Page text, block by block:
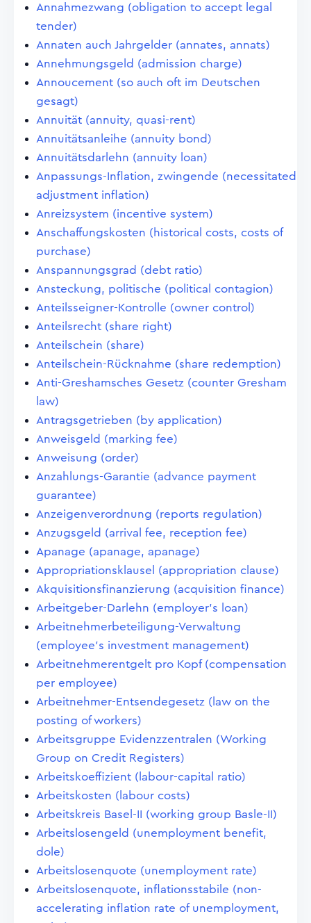
Annahmezwang (obligation to accept legal
tender)
Annaten auch Jahrgelder (annates, annats)
Annehmungsgeld (admission charge)
Annoucement (so auch oft im Deutschen
gesagt)
Annuität (annuity, quasi-rent)
Annuitätsanleihe (annuity bond)
Annuitätsdarlehn (annuity loan)
Anpassungs-Inflation, zwingende (necessitated
adjustment inflation)
Anreizsystem (incentive system)
Anschaffungskosten (historical costs, costs of
purchase)
Anspannungsgrad (debt ratio)
Ansteckung, politische (political contagion)
Anteilsseigner-Kontrolle (owner control)
Anteilsrecht (share right)
Anteilschein (share)
Anteilschein-Rücknahme (share redemption)
Anti-Greshamsches Gesetz (counter Gresham
law)
Antragsgetrieben (by application)
Anweisgeld (marking fee)
Anweisung (order)
Anzahlungs-Garantie (advance payment
guarantee)
Anzeigenverordnung (reports regulation)
Anzugsgeld (arrival fee, reception fee)
Apanage (apanage, apanage)
Appropriationsklausel (appropriation clause)
Akquisitionsfinanzierung (acquisition finance)
Arbeitgeber-Darlehn (employer's loan)
Arbeitnehmerbeteiligung-Verwaltung
(employee's investment management)
Arbeitnehmerentgelt pro Kopf (compensation
per employee)
Arbeitnehmer-Entsendegesetz (law on the
posting of workers)
Arbeitsgruppe Evidenzzentralen (Working
Group on Credit Registers)
Arbeitskoeffizient (labour-capital ratio)
Arbeitskosten (labour costs)
Arbeitskreis Basel-II (working group Basle-II)
Arbeitslosengeld (unemployment benefit,
dole)
Arbeitslosenquote (unemployment rate)
Arbeitslosenquote, inflationsstabile (non-
accelerating inflation rate of unemployment,